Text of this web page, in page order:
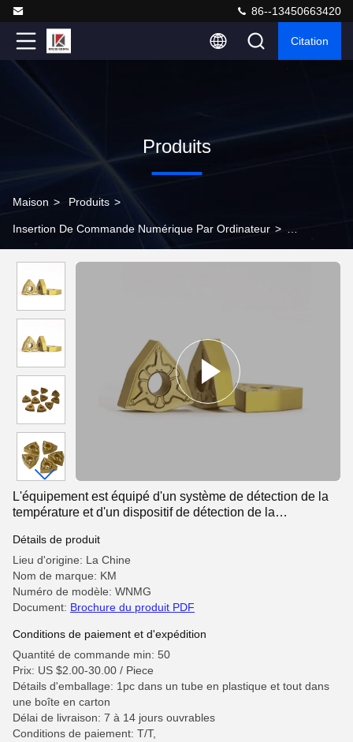
86--13450663420
Citation
Produits
Maison > Produits >
Insertion De Commande Numérique Par Ordinateur >
température et d'un dispositif de détection de la température.
L'équipement est équipé d'un système de détection de la
température et d'un dispositif de détection de la
Détails de produit
Lieu d'origine: La Chine
Nom de marque: KM
Numéro de modèle: WNMG
Document: Brochure du produit PDF
Conditions de paiement et d'expédition
Quantité de commande min: 50
Prix: US $2.00-30.00 / Piece
Détails d'emballage: 1pc dans un tube en plastique et tout dans
une boîte en carton
Délai de livraison: 7 à 14 jours ouvrables
Conditions de paiement: T/T,